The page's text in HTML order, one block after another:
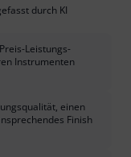
durch KI
Leistungs-
Instrumenten
einen
Finish